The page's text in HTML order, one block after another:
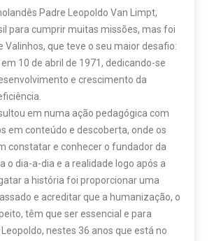
Padre Leopoldo Van Limpt,
para cumprir muitas missões, mas foi
Valinhos, que teve o seu maior desafio:
10 de abril de 1971, dedicando-se
e crescimento da
em numa ação pedagógica com
em conteúdo e descoberta, onde os
constatar e conhecer o fundador da
o dia-a-dia e a realidade logo após a
a história foi proporcionar uma
e acreditar que a humanização, o
têm que ser essencial e para
nestes 36 anos que está no